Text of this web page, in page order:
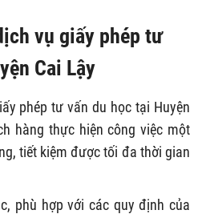
vụ giấy phép tư
Cai Lậy
phép tư vấn du học tại Huyện
hàng thực hiện công việc một
tiết kiệm được tối đa thời gian
phù hợp với các quy định của